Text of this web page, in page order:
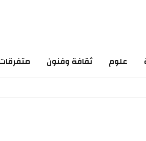
ثقافة وفنون متفرقات